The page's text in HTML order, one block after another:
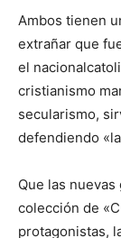
Ambos tienen
extrañar que
el
cristianismo
secularismo,
defendiendo
Que las
colección de
protagonistas,